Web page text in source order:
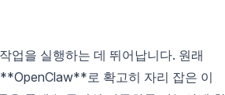
업을 실행하는 데 뛰어납니다. 원래
로 확고히 자리 잡은 이